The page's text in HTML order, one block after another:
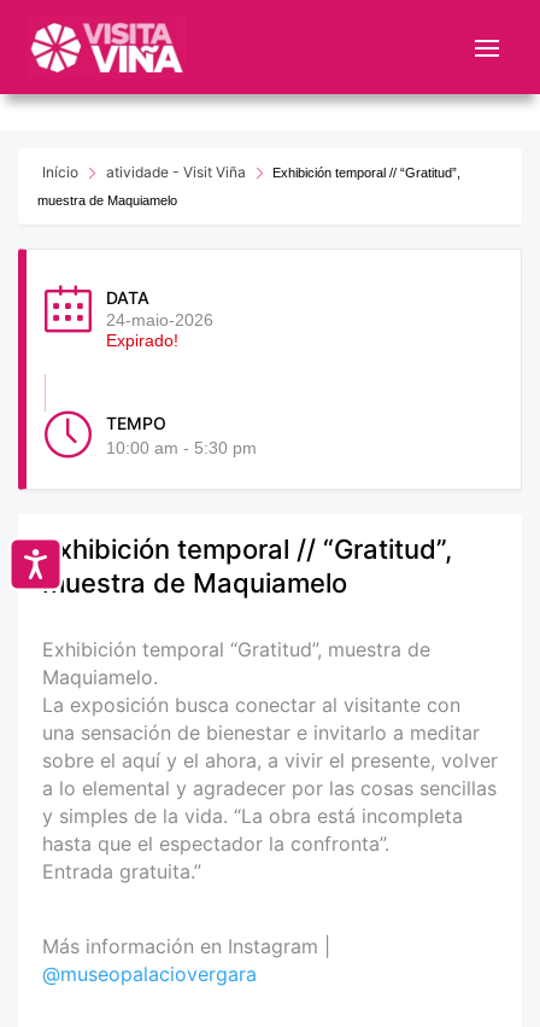
este
web
sistema
Accesibilidad
Início atividade - Visit Viña
Exhibición temporal // “Gratitud”,
muestra de Maquiamelo
DATA
24-maio-2026
Expirado!
TEMPO
10:00 am - 5:30 pm
Exhibición temporal // “Gratitud”,
muestra de Maquiamelo
Exhibición temporal “Gratitud”, muestra de
Maquiamelo.
La exposición busca conectar al visitante con
una sensación de bienestar e invitarlo a meditar
sobre el aquí y el ahora, a vivir el presente, volver
a lo elemental y agradecer por las cosas sencillas
y simples de la vida. “La obra está incompleta
hasta que el espectador la confronta”.
Entrada gratuita.”
Más información en Instagram |
@museopalaciovergara